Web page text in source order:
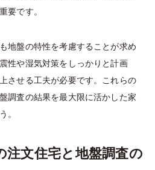
要です。
地盤の特性を考慮することが求め
性や湿気対策をしっかりと計画
させる工夫が必要です。これらの
調査の結果を最大限に活かした家
。
注文住宅と地盤調査の